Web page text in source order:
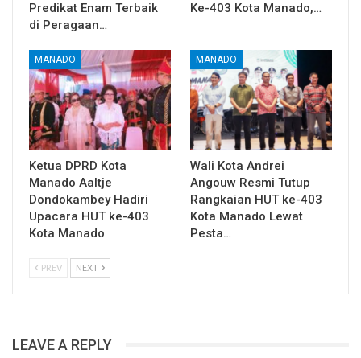
Predikat Enam Terbaik
di Peragaan…
Ke-403 Kota Manado,…
MANADO
Ketua DPRD Kota
Manado Aaltje
Dondokambey Hadiri
Upacara HUT ke-403
Kota Manado
MANADO
Wali Kota Andrei
Angouw Resmi Tutup
Rangkaian HUT ke-403
Kota Manado Lewat
Pesta…
PREV NEXT
LEAVE A REPLY